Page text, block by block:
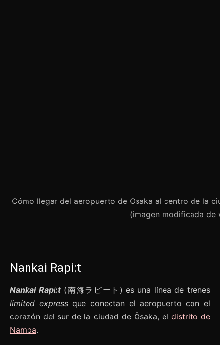
Cómo llegar del aeropuerto de Osaka al centro de la
(imagen modificada de
Nankai Rapi:t
Nankai Rapi:t(南海ラピート) es una línea de trenes
limited expressque conectan el aeropuerto con el
corazón del sur de la ciudad de Ōsaka, el distrito de
Namba.